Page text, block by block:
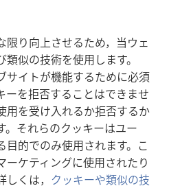
限り向上させるため，当ウェ
似の技術を使用します。
サイトが機能するために必須
ーを拒否することはできませ
用を受け入れるか拒否するか
。それらのクッキーはユー
的でのみ使用されます。こ
ーケティングに使用されたり
くは， クッキーや類似の技
定を下せるよう助ける責任があります。記
てはまるとは限らず，患者によっては受け入
については，医師などの医療従事者のアド
気の疑いがあるなら，医師の診察を受けて
利用規約に準拠するものとします。